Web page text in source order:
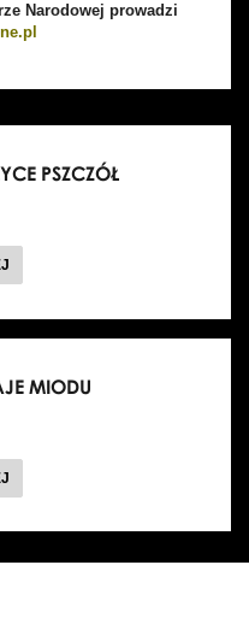
Narodowej prowadzi
PSZCZÓŁ
O
MIODU
O